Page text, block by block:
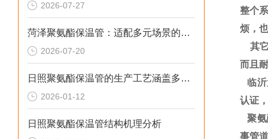
2026-07-27
菏泽聚氨酯保温管：适配多元场景的高效保温输送材料
2026-07-20
日照聚氨酯保温管的生产工艺涵盖多个环节
2026-01-12
日照聚氨酯保温管结构机理分析
整个
烦，
其
而且
临沂
认证
聚氨
事管